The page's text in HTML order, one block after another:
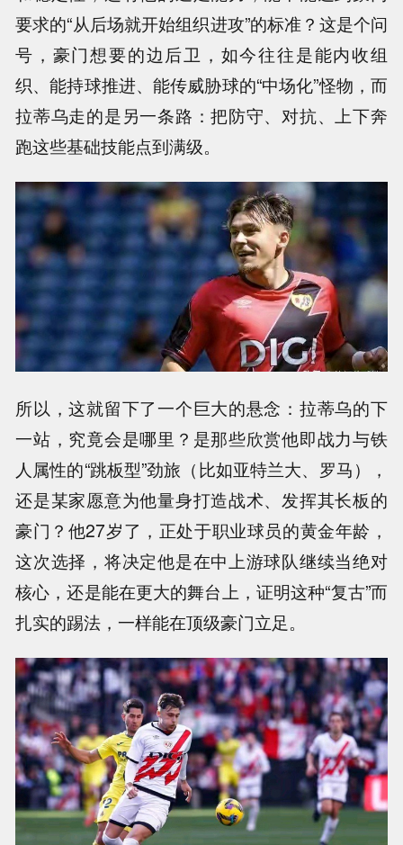
要求的“从后场就开始组织进攻”的标准？这是个问
号，豪门想要的边后卫，如今往往是能内收组
织、能持球推进、能传威胁球的“中场化”怪物，而
拉蒂乌走的是另一条路：把防守、对抗、上下奔
跑这些基础技能点到满级。
所以，这就留下了一个巨大的悬念：拉蒂乌的下
一站，究竟会是哪里？是那些欣赏他即战力与铁
人属性的“跳板型”劲旅（比如亚特兰大、罗马），
还是某家愿意为他量身打造战术、发挥其长板的
豪门？他27岁了，正处于职业球员的黄金年龄，
这次选择，将决定他是在中上游球队继续当绝对
核心，还是能在更大的舞台上，证明这种“复古”而
扎实的踢法，一样能在顶级豪门立足。